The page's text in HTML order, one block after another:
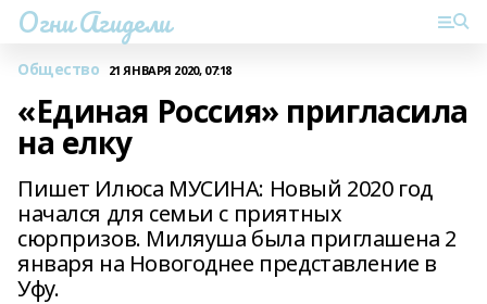
Огни Агидели
Общество 21 ЯНВАРЯ 2020, 07:18
«Единая Россия» пригласила
на елку
Пишет Илюса МУСИНА: Новый 2020 год
начался для семьи с приятных
сюрпризов. Миляуша была приглашена 2
января на Новогоднее представление в
Уфу.